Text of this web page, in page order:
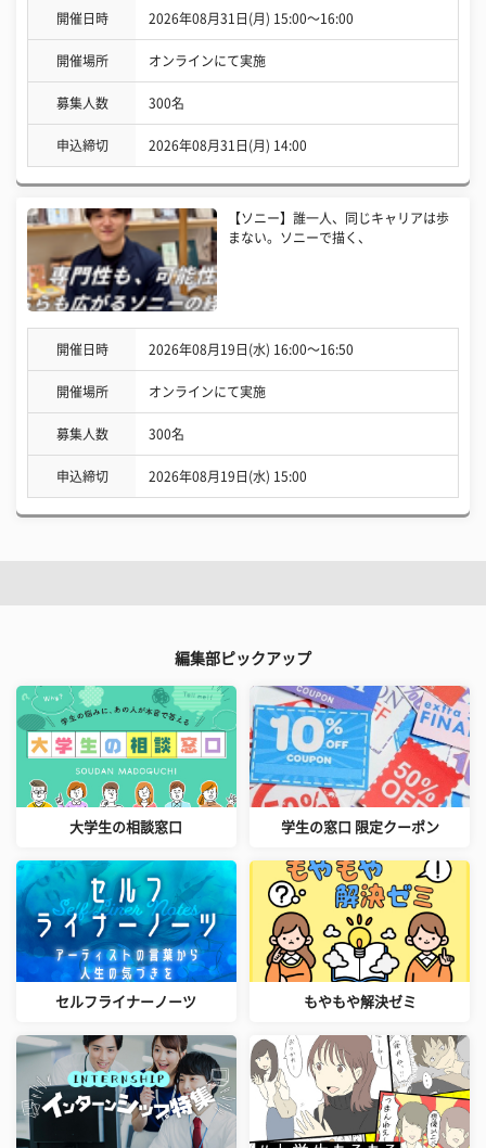
開催日時 2026年08月31日(月) 15:00〜16:00
開催場所 オンラインにて実施
募集人数 300名
申込締切 2026年08月31日(月) 14:00
【ソニー】誰一人、同じキャリアは歩
まない。ソニーで描く、
開催日時 2026年08月19日(水) 16:00〜16:50
開催場所 オンラインにて実施
募集人数 300名
申込締切 2026年08月19日(水) 15:00
編集部ピックアップ
大学生の相談窓口 学生の窓口 限定クーポン
セルフライナーノーツ もやもや解決ゼミ